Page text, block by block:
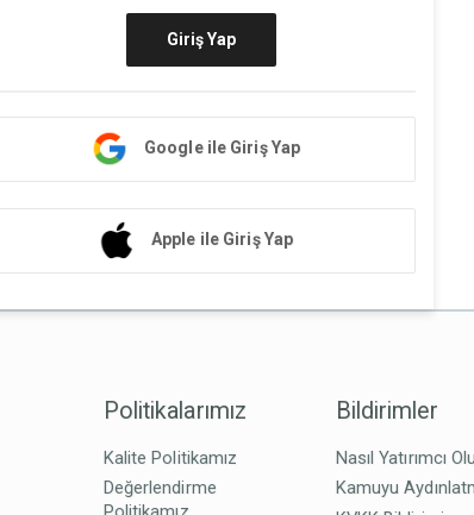
Giriş Yap
Google ile Giriş Yap
Apple ile Giriş Yap
Politikalarımız
Kalite Politikamız
Değerlendirme
Bildirimler
Nasıl Yatırımcı
Kamuyu